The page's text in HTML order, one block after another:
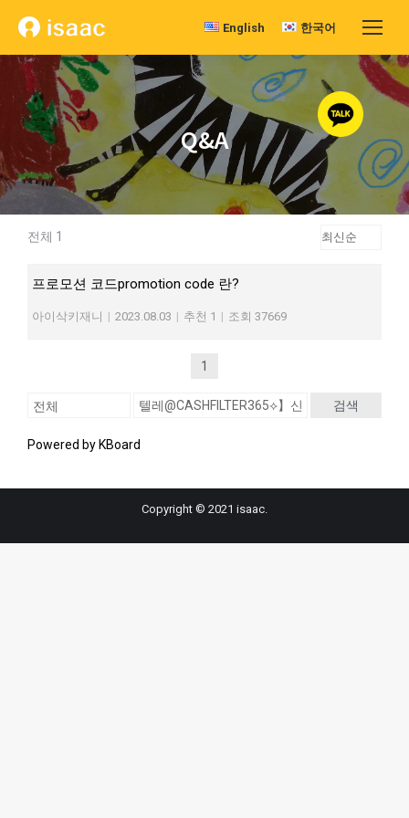
English 한국어
Q&A
전체 1
프로모션 코드promotion code 란?
아이삭키재니 | 2023.08.03 | 추천 1 | 조회 37669
1
검색
Powered by KBoard
Copyright © 2021 isaac.